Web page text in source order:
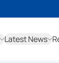
Latest News